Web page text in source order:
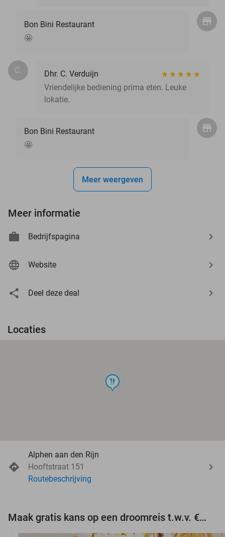
Bon Bini Restaurant
🤩
C.
Dhr. C. Verduijn
Vriendelijke bediening prima eten. Leuke
lokatie.
Bon Bini Restaurant
🤩
Meer weergeven
Meer informatie
Bedrijfspagina
Website
Deel deze deal
Locaties
food
Alphen aan den Rijn
Hooftstraat 151
Routebeschrijving
Maak gratis kans op een droomreis t.w.v. €3.000!